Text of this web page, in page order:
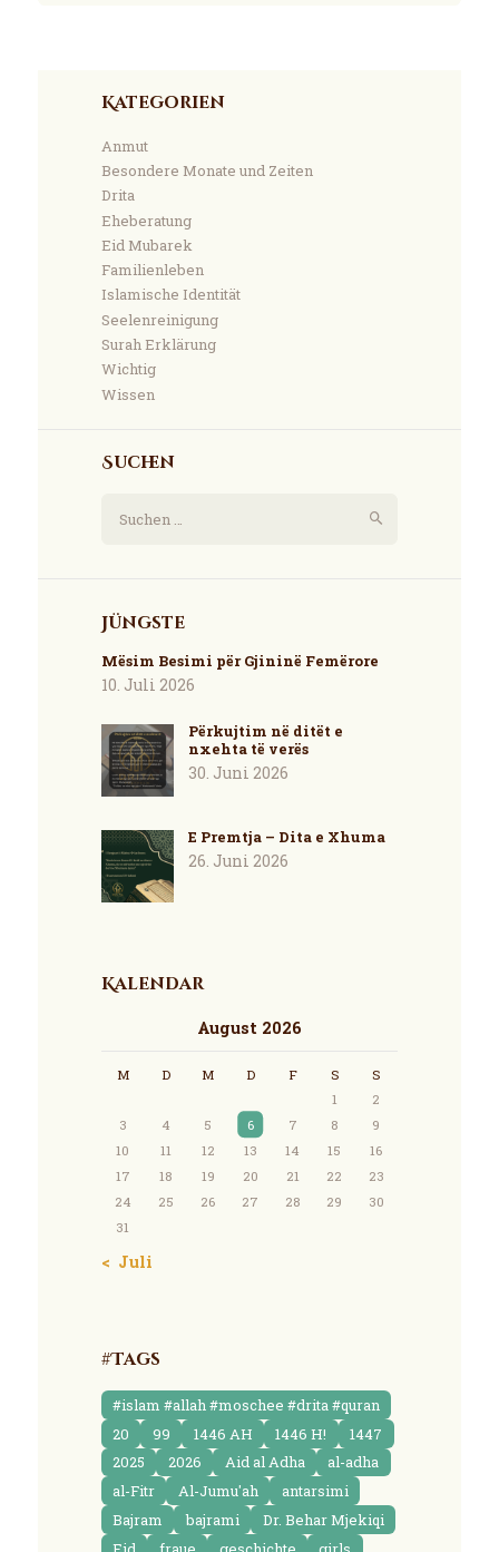
Kategorien
Anmut
Besondere Monate und Zeiten
Drita
Eheberatung
Eid Mubarek
Familienleben
Islamische Identität
Seelenreinigung
Surah Erklärung
Wichtig
Wissen
Suchen
nach:
Jüngste
Mësim Besimi për Gjininë Femërore
10. Juli 2026
Përkujtim në ditët e
nxehta të verës
30. Juni 2026
E Premtja – Dita e Xhuma
26. Juni 2026
Kalendar
August 2026
M D M D F S
S
1
2
3
4 5 6 7 8
9
10
11 12 13 14 15
16
17
18 19 20 21 22
23
24
25 26 27 28 29
30
31
« Juli
#Tags
#islam #allah #moschee #drita #quran
20
99 1446 AH 1446 H!
1447
2025
2026 Aid al Adha
al-adha
al-Fitr
Al-Jumu'ah
antarsimi
Bajram
bajrami
Dr. Behar Mjekiqi